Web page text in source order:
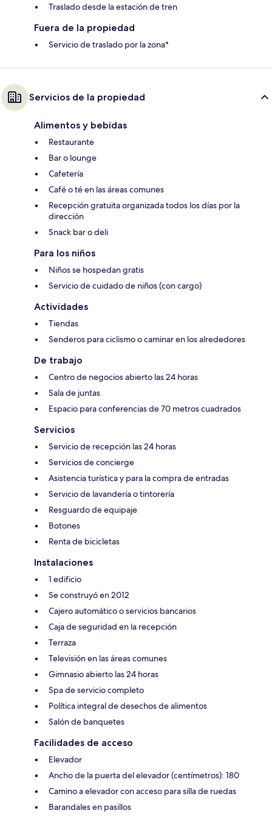
Traslado desde la estación de tren
Fuera de la propiedad
Servicio de traslado por la zona*
Servicios de la propiedad
Alimentos y bebidas
Restaurante
Bar o lounge
Cafetería
Café o té en las áreas comunes
Recepción gratuita organizada todos los días por la
dirección
Snack bar o deli
Para los niños
Niños se hospedan gratis
Servicio de cuidado de niños (con cargo)
Actividades
Tiendas
Senderos para ciclismo o caminar en los alrededores
De trabajo
Centro de negocios abierto las 24 horas
Sala de juntas
Espacio para conferencias de 70 metros cuadrados
Servicios
Servicio de recepción las 24 horas
Servicios de concierge
Asistencia turística y para la compra de entradas
Servicio de lavandería o tintorería
Resguardo de equipaje
Botones
Renta de bicicletas
Instalaciones
1 edificio
Se construyó en 2012
Cajero automático o servicios bancarios
Caja de seguridad en la recepción
Terraza
Televisión en las áreas comunes
Gimnasio abierto las 24 horas
Spa de servicio completo
Política integral de desechos de alimentos
Salón de banquetes
Facilidades de acceso
Elevador
Ancho de la puerta del elevador (centímetros): 180
Camino a elevador con acceso para silla de ruedas
Barandales en pasillos